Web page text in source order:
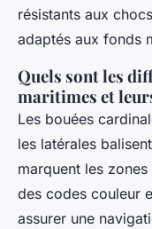
résistants aux
adaptés aux fonds
Quels sont les
maritimes et
Les bouées
les latérales
marquent les
des codes couleur
assurer une